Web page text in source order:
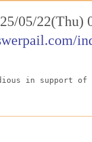
05/
in support of